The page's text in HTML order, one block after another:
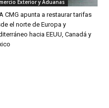
Exterior y Aduanas
CMG apunta a restaurar tarifas
el norte de Europa y
hacia EEUU, Canadá y